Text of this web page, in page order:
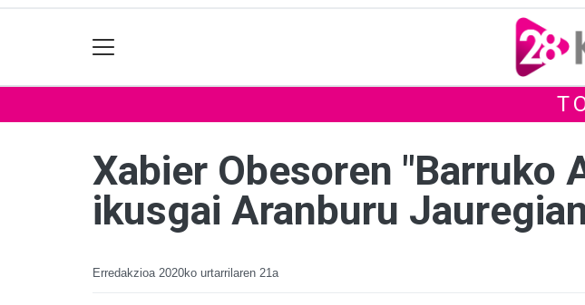
Xabier Obesoren "Barruko
ikusgai Aranburu
Erredakzioa 2020ko urtarrilaren 21a